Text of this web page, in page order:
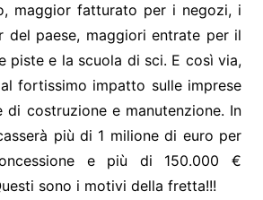
maggior fatturato per i negozi, i
del paese, maggiori entrate per il
piste e la scuola di sci. E così via,
fortissimo impatto sulle imprese
di costruzione e manutenzione. In
più di 1 milione di euro per
e più di 150.000 €
sono i motivi della fretta!!!